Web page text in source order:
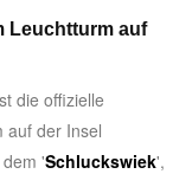
Leuchtturm auf
die offizielle
auf der Insel
'Schluckswiek',